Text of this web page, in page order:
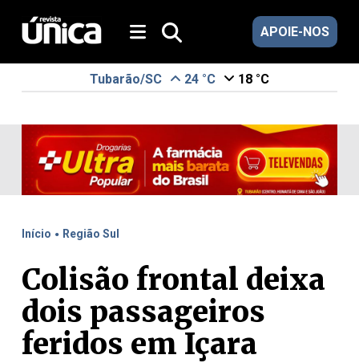
APOIE-NOS
Tubarão/SC 24 °C 18 °C
Início . Região Sul
Colisão frontal deixa
dois passageiros
feridos em Içara